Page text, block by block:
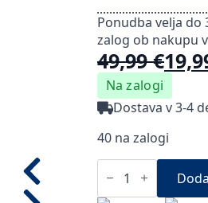
Ponudba velja do
zalog ob nakupu
49,99€
Izvirna
cena
je
bila:
49,99 €.
Trenutna
cena
je:
19,99 €.
Na zalogi
Dostava v 3-4
40 na zalogi
Caprisan
klasični